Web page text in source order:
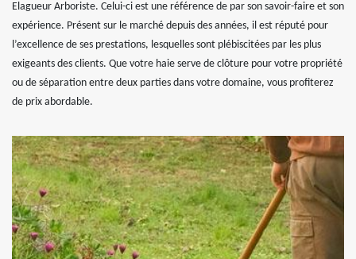
Elagueur Arboriste. Celui-ci est une référence de par son savoir-faire et son
expérience. Présent sur le marché depuis des années, il est réputé pour
l’excellence de ses prestations, lesquelles sont plébiscitées par les plus
exigeants des clients. Que votre haie serve de clôture pour votre propriété
ou de séparation entre deux parties dans votre domaine, vous profiterez
de prix abordable.